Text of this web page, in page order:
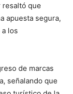
resaltó que
apuesta segura,
los
de marcas
señalando que